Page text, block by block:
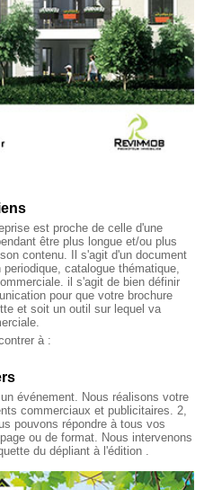
est proche de celle d'une
être plus longue et/ou plus
contenu. Il s'agit d'un document
catalogue thématique,
il s'agit de bien définir
pour que votre brochure
et soit un outil sur lequel va
à :
événement. Nous réalisons votre
commerciaux et publicitaires. 2,
pouvons répondre à tous vos
ou de format. Nous intervenons
du dépliant à l'édition .